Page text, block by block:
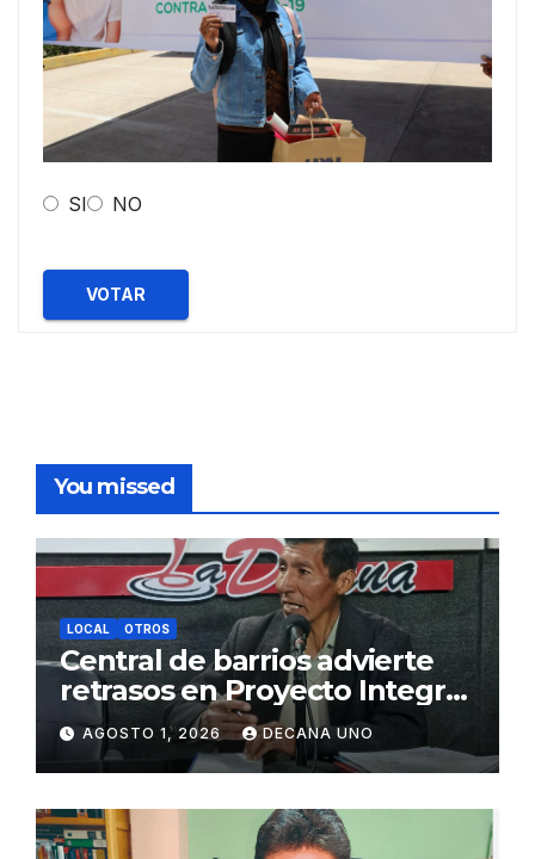
SI NO
VOTAR
You missed
LOCAL OTROS
Central de barrios advierte
retrasos en Proyecto Integral
de Agua y Alcantarillado para
Juliaca
AGOSTO 1, 2026 DECANA UNO